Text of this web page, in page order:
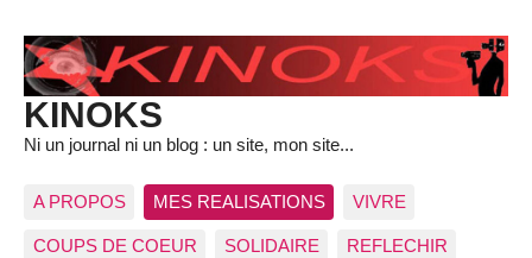
KINOKS
Ni un journal ni un blog : un site, mon site...
A PROPOS MES REALISATIONS VIVRE
COUPS DE COEUR SOLIDAIRE REFLECHIR